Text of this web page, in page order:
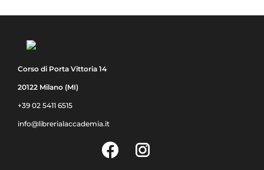
Corso di Porta Vittoria 14
20122 Milano (MI)
+39 02 5411 6515
info@librerialaccademia.it
Facebook